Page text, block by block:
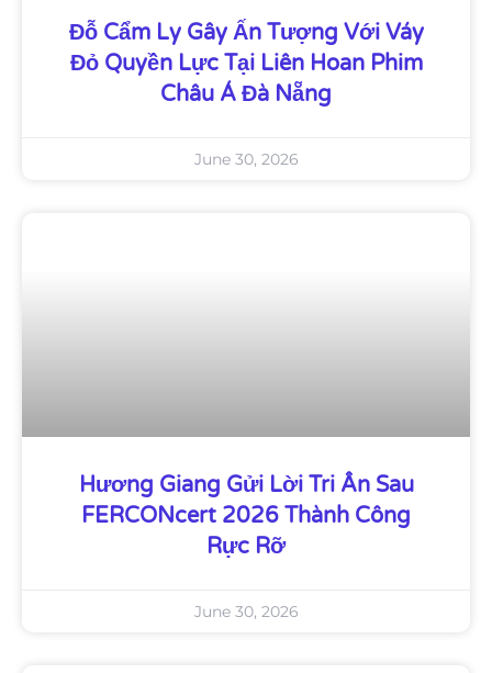
Đỗ Cẩm Ly Gây Ấn Tượng Với Váy
Đỏ Quyền Lực Tại Liên Hoan Phim
Châu Á Đà Nẵng
June 30, 2026
Hương Giang Gửi Lời Tri Ân Sau
FERCONcert 2026 Thành Công
Rực Rỡ
June 30, 2026